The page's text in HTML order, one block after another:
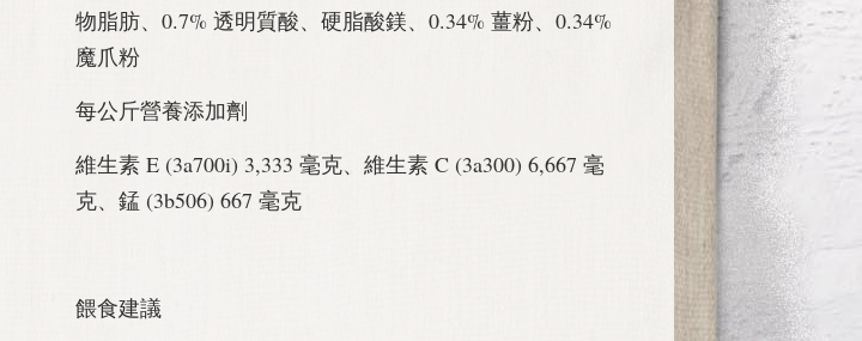
物脂肪、0.7% 透明質酸、硬脂酸鎂、0.34% 薑粉、0.34%
魔爪粉
每公斤營養添加劑
維生素 E (3a700i) 3,333 毫克、維生素 C (3a300) 6,667 毫
克、錳 (3b506) 667 毫克
餵食建議